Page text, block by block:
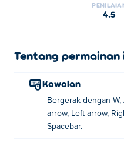
4.5
Tentang permainan
Kawalan
Bergerak dengan W,
arrow, Left arrow,
Spacebar.